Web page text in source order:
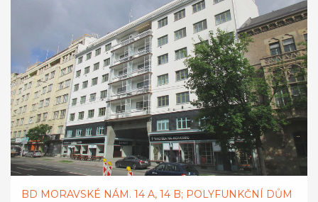
BD MORAVSKÉ NÁM. 14 A, 14 B; POLYFUNKČNÍ DŮM